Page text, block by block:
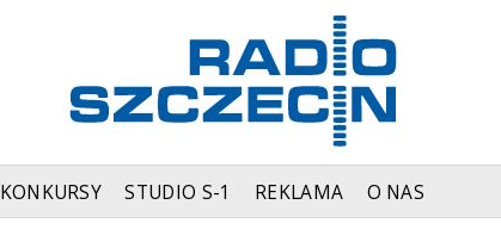
KONKURSY STUDIO S-1 REKLAMA O NAS